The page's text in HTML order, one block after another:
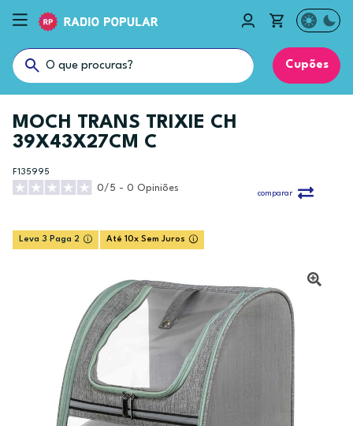
Cupões
MOCH TRANS TRIXIE CH
39X43X27CM C
F135995
0/5 - 0 Opiniões
comparar
Leva 3 Paga 2 Até 10x Sem Juros